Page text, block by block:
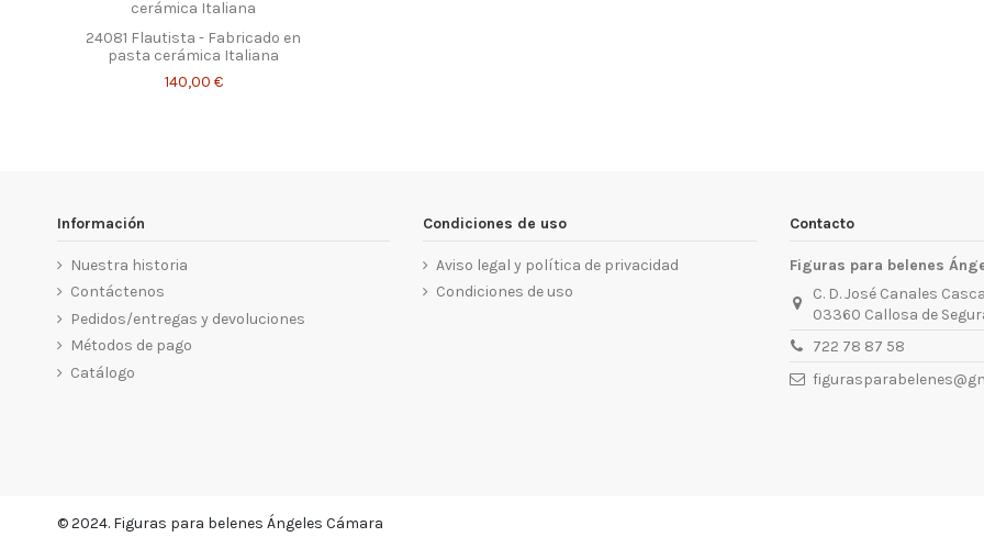
24081 Flautista - Fabricado en
pasta cerámica Italiana
140,00 €
Información
Nuestra historia
Contáctenos
Pedidos/entregas y devoluciones
Métodos de pago
Catálogo
Condiciones de uso
Aviso legal y política de privacidad
Condiciones de uso
Contacto
Figuras para belenes
C. D. José Canales
03360 Callosa de
722 78 87 58
© 2024. Figuras para belenes Ángeles Cámara